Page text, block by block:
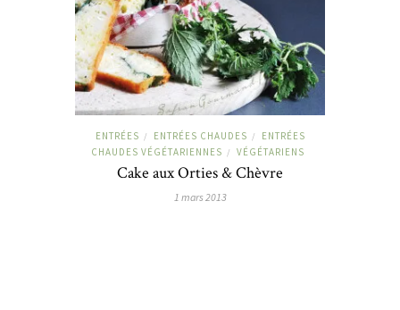
ENTRÉES / ENTRÉES CHAUDES /
ENTRÉES
CHAUDES VÉGÉTARIENNES / VÉGÉTARIENS
Cake aux Orties & Chèvre
1 mars 2013